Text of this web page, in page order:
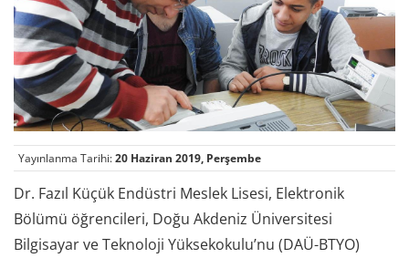
Yayınlanma Tarihi:20 Haziran 2019, Perşembe
Dr. Fazıl Küçük Endüstri Meslek Lisesi, Elektronik
Bölümü öğrencileri, Doğu Akdeniz Üniversitesi
Bilgisayar ve Teknoloji Yüksekokulu’nu (DAÜ-BTYO)